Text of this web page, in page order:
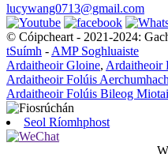
lucywang0713@gmail.com
© Cóipcheart - 2021-2024:
tSuímh - AMP Soghluaiste
Ardaitheoir Gloine, Ardaitheoir
Ardaitheoir Folúis
Ardaitheoir Folúis Bileog
Seol Ríomhphost